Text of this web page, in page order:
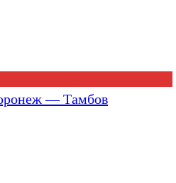
— Тамбов